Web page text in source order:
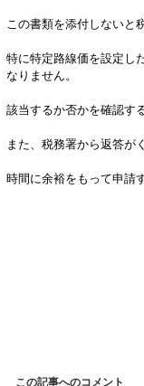
この書類を添付しないと
特に特定路線価を設定し
なりません。
該当するか否かを確認す
また、税務署から返答が
時間に余裕をもって申請
この記事へのコメント